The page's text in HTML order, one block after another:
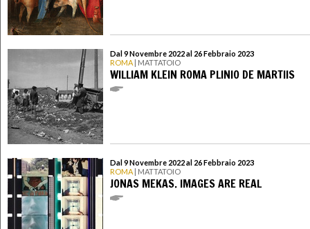
Dal 9 Novembre 2022 al 26 Febbraio 2023
ROMA | MATTATOIO
WILLIAM KLEIN ROMA PLINIO DE MARTIIS
Dal 9 Novembre 2022 al 26 Febbraio 2023
ROMA | MATTATOIO
JONAS MEKAS. IMAGES ARE REAL